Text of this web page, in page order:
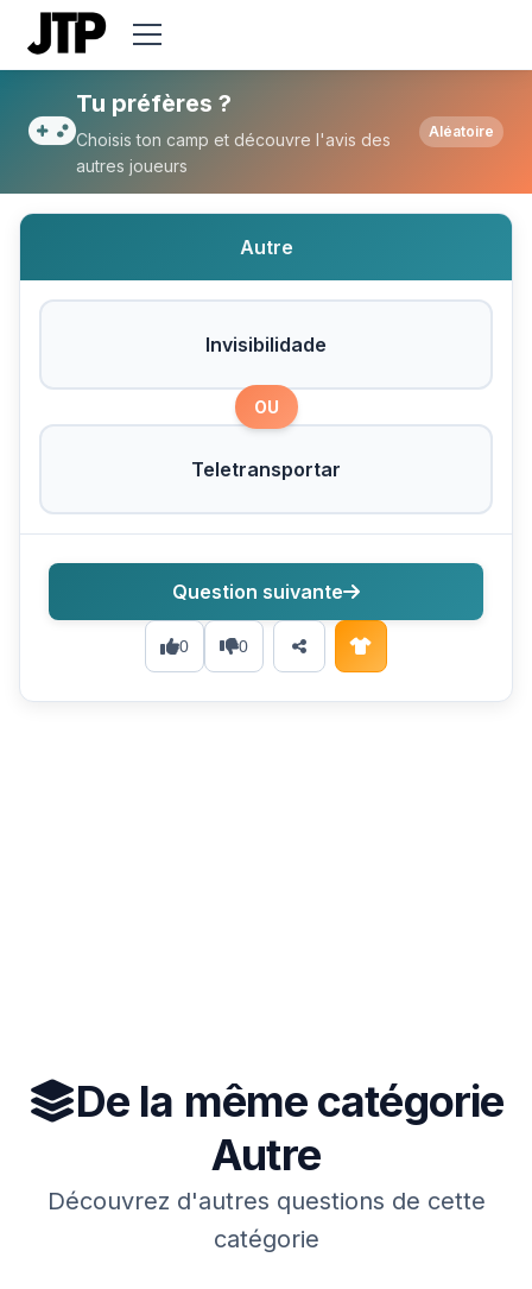
Tu préfères Invisibilidade ou
Tu préfères ?
Choisis ton camp et découvre l'avis des
autres joueurs
Aléatoire
Autre
Invisibilidade
OU
Teletransportar
0 0
Question suivante
De la même catégorie
Autre
Découvrez d'autres questions de cette
catégorie